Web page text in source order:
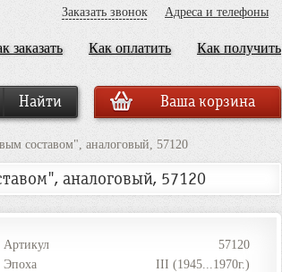
Адреса и телефоны
Заказать звонок
Как получить
Как оплатить
заказать
Ваша корзина
составом", аналоговый, 57120
аналоговый, 57120
Артикул
57120
Эпоха
III (1945...1970г.)